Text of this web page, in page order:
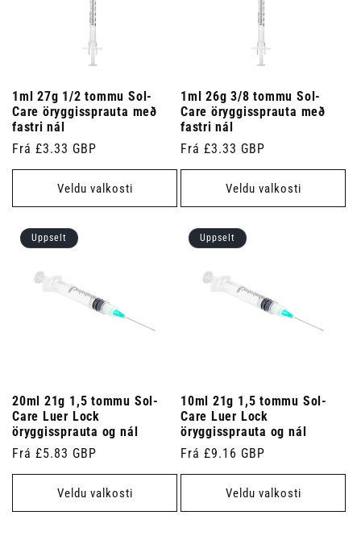
1ml 27g 1/2 tommu Sol-
Care öryggissprauta með
fastri nál
Venjulegt
verð
Frá £3.33 GBP
Veldu valkosti
1ml 26g 3/8 tommu Sol-
Care öryggissprauta með
fastri nál
Venjulegt
verð
Frá £3.33 GBP
Veldu valkosti
Uppselt
20ml 21g 1,5 tommu Sol-
Care Luer Lock
öryggissprauta og nál
Venjulegt
verð
Frá £5.83 GBP
Veldu valkosti
Uppselt
10ml 21g 1,5 tommu Sol-
Care Luer Lock
öryggissprauta og nál
Venjulegt
verð
Frá £9.16 GBP
Veldu valkosti